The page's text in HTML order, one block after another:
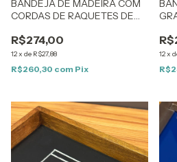
BANDEJA DE MADEIRA COM
CORDAS DE RAQUETES DE
R$274,00
12x de R$27,88
R$260,30 com Pix
12x